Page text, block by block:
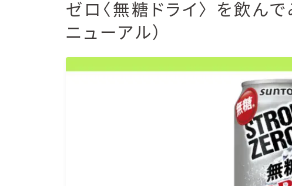
ゼロ〈無糖ドライ〉 を飲ん
ニューアル）